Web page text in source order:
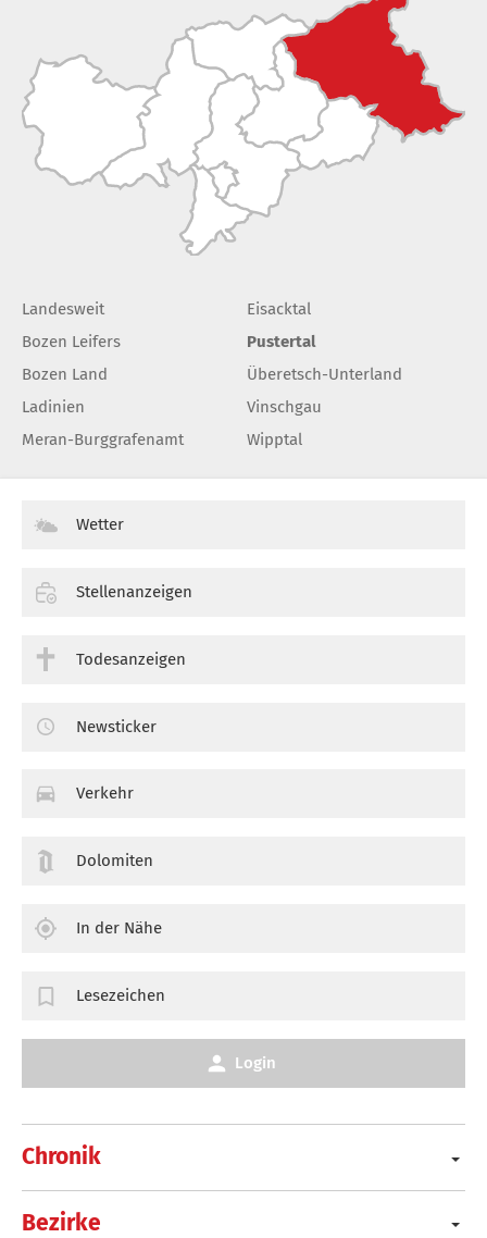
Landesweit
Bozen Leifers
Bozen Land
Ladinien
Meran-Burggrafenamt
Eisacktal
Pustertal
Überetsch-Unterland
Vinschgau
Wipptal
Chronik
Bezirke
Wetter
Stellenanzeigen
Todesanzeigen
Newsticker
Verkehr
Dolomiten
In der Nähe
Lesezeichen
Login